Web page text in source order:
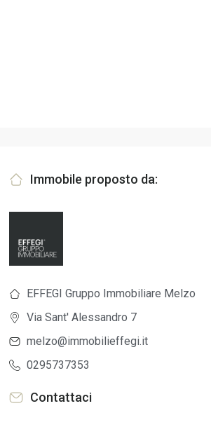
Immobile proposto da:
EFFEGI Gruppo Immobiliare Melzo
Via Sant' Alessandro 7
melzo@immobilieffegi.it
0295737353
Contattaci